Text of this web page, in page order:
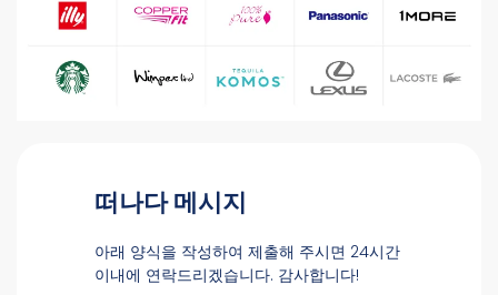
떠나다 메시지
아래 양식을 작성하여 제출해 주시면 24시간
이내에 연락드리겠습니다. 감사합니다!